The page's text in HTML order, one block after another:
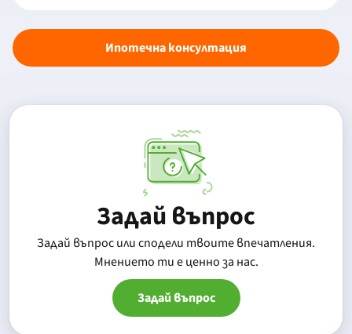
Ипотечна консултация
Задай въпрос
Задай въпрос или сподели твоите впечатления.
Mнението ти е ценно за нас.
Задай въпрос